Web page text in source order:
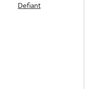
Defiant